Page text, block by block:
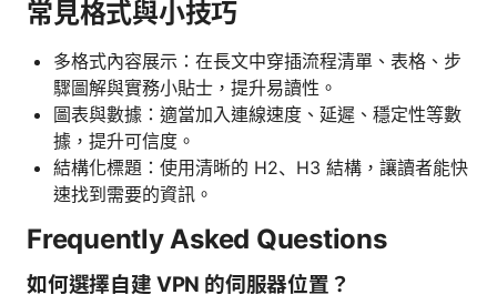
常見格式與小技巧
多格式內容展示：在長文中穿插流程清單、表格、步
驟圖解與實務小貼士，提升易讀性。
圖表與數據：適當加入連線速度、延遲、穩定性等數
據，提升可信度。
結構化標題：使用清晰的 H2、H3 結構，讓讀者能快
速找到需要的資訊。
Frequently Asked Questions
如何選擇自建 VPN 的伺服器位置？